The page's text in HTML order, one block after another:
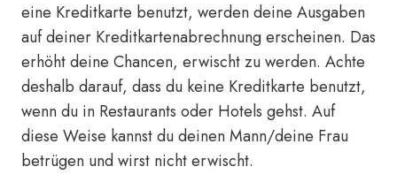
eine Kreditkarte benutzt, werden deine Ausgaben
auf deiner Kreditkartenabrechnung erscheinen. Das
erhöht deine Chancen, erwischt zu werden. Achte
deshalb darauf, dass du keine Kreditkarte benutzt,
wenn du in Restaurants oder Hotels gehst. Auf
diese Weise kannst du deinen Mann/deine Frau
betrügen und wirst nicht erwischt.